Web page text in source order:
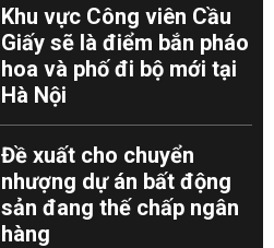
Khu vực Công viên Cầu
Giấy sẽ là điểm bắn pháo
hoa và phố đi bộ mới tại
Hà Nội
Đề xuất cho chuyển
nhượng dự án bất động
sản đang thế chấp ngân
hàng